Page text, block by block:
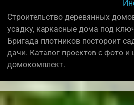
Строительство деревянных
усадку, каркасные дома под
Бригада плотников постороит
дачи. Каталог проектов с фото и
домокомплект.